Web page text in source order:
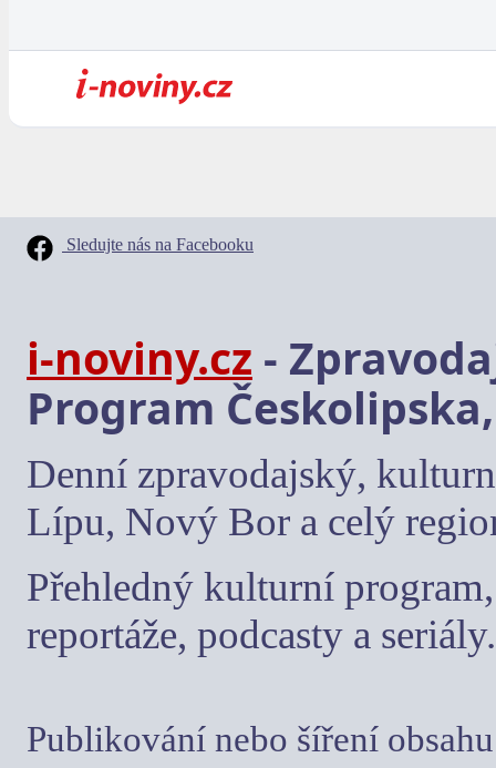
Sledujte nás na Facebooku
i-noviny.cz -
Program
Denní zpravodajský,
Lípu, Nový Bor a celý
Přehledný kulturní
reportáže, podcasty a seriály.
Publikování nebo šíření